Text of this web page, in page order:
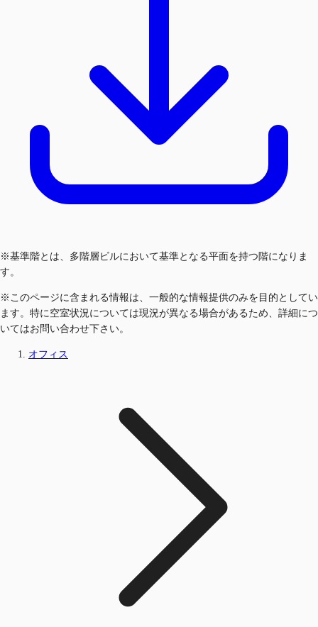
※基準階とは、多階層ビルにおいて基準となる平面を持つ階になりま
す。
※このページに含まれる情報は、一般的な情報提供のみを目的としてい
ます。特に空室状況については現況が異なる場合があるため、詳細につ
いてはお問い合わせ下さい。
オフィス